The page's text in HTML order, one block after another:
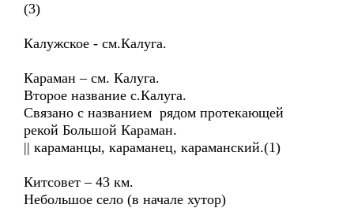
(3)
Калужское - см.Калуга.
Караман – см. Калуга.
Второе название с.Калуга.
Связано с названием рядом протекающей
рекой Большой Караман.
|| караманцы, караманец, караманский.(1)
Китсовет – 43 км.
Небольшое село (в начале хутор)